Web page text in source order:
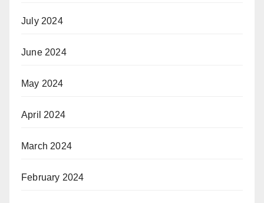
July 2024
June 2024
May 2024
April 2024
March 2024
February 2024